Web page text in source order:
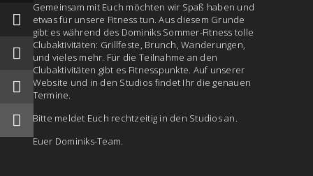
Gemeinsam mit Euch möchten wir Spaß haben und
etwas für unsere Fitness tun. Aus diesem Grunde
gibt es während des Dominiks Sommer-Fitness tolle
Clubaktivitäten: Grillfeste, Brunch, Wanderungen,
und vieles mehr. Für die Teilnahme an den
Clubaktivitäten gibt es Fitnesspunkte. Auf unserer
Website und in den Studios findet Ihr die genauen
Termine.
Bitte meldet Euch rechtzeitig in den Studios an.
Euer Dominiks-Team.